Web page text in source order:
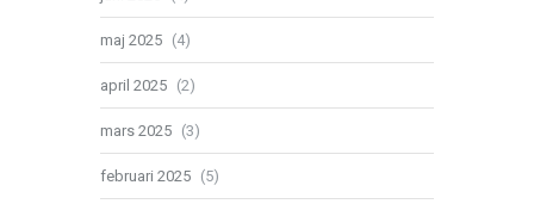
maj 2025 (4)
april 2025 (2)
mars 2025 (3)
februari 2025 (5)